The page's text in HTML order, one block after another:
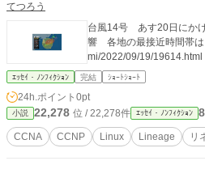
てつろう
台風14号 あす20日にか
響 各地の最接近時間帯は
mi/2022/09/19/19614.html
ｴｯｾｲ・ﾉﾝﾌｨｸｼｮﾝ 完結 ｼｮｰﾄｼｮｰﾄ
24h.ポイント 0pt
小説 22,278 位 / 22,278件 ｴｯｾｲ・ﾉﾝﾌｨｸｼｮﾝ
CCNA CCNP Linux Lineage リ